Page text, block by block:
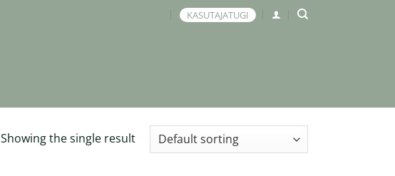
KASUTAJATUGI
Showing the single result